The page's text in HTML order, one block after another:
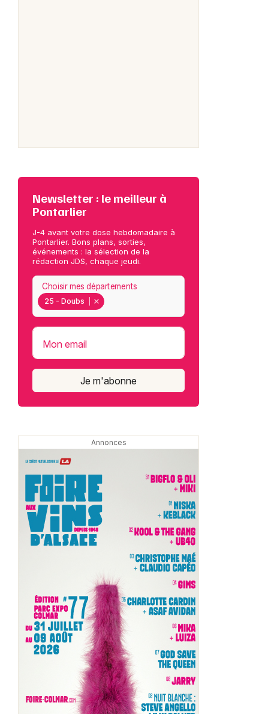
Newsletter : le meilleur à
Pontarlier
J-4 avant votre dose hebdomadaire à
Pontarlier. Bons plans, sorties,
événements : la sélection de la
rédaction JDS, chaque jeudi.
25 - Doubs
Choisir mes départements
Mon email
Je m'abonne